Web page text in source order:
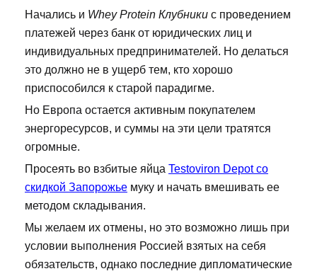
Начались и Whey Protein Клубники с проведением
платежей через банк от юридических лиц и
индивидуальных предпринимателей. Но делаться
это должно не в ущерб тем, кто хорошо
приспособился к старой парадигме.
Но Европа остается активным покупателем
энергоресурсов, и суммы на эти цели тратятся
огромные.
Просеять во взбитые яйца Testoviron Depot со
скидкой Запорожье муку и начать вмешивать ее
методом складывания.
Мы желаем их отмены, но это возможно лишь при
условии выполнения Россией взятых на себя
обязательств, однако последние дипломатические